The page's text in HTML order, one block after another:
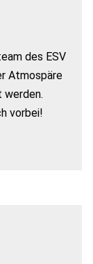
des ESV
Atmospäre
werden.
vorbei!